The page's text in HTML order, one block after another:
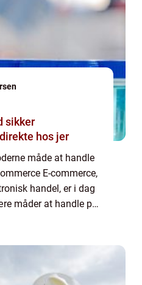
hos jer
måde at handle
E-commerce,
handel, er i dag
måder at handle på.